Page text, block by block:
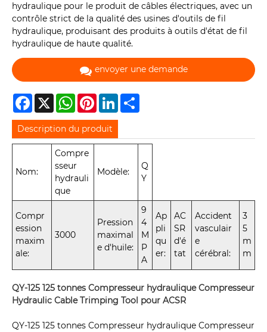
hydraulique pour le produit de câbles électriques, avec un
contrôle strict de la qualité des usines d'outils de fil
hydraulique, produisant des produits à outils d'état de fil
hydraulique de haute qualité.
envoyer une demande
Facebook
X WhatsAppPinterestLinkedIn
Description du produit
Nom:
Compre
sseur
hydrauli
que
Modèle:
Q
Y
Compr
ession
maxim
ale:
3000
Pression
maximal
e d'huile:
9
4
M
P
A
Ap
pli
qu
er:
AC
SR
d'é
tat
Accident
vasculair
e
cérébral:
3
5
m
m
QY-125 125 tonnes Compresseur hydraulique Compresseur
Hydraulic Cable Trimping Tool pour ACSR
QY-125 125 tonnes Compresseur hydraulique Compresseur